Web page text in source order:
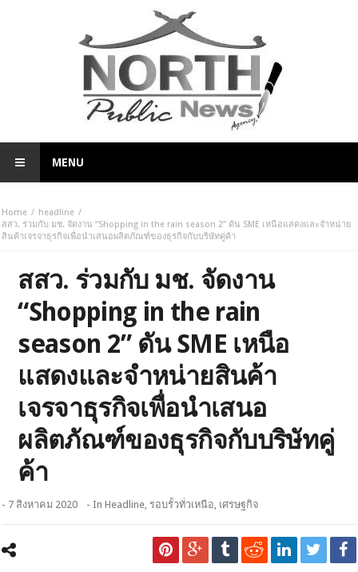
MENU
Home
headline
สสว. ร่วมกับ มช. จัดงาน “Shopping in the rain season 2” ดัน SME เหนือแสดงและจำหน่าย
สินค้าเจรจาธุรกิจเพื่อนำเสนอผลิตภัณฑ์ของธุรกิจกับบริษัทคู่ค้า
สสว. ร่วมกับ มช. จัดงาน
“Shopping in the rain
season 2” ดัน SME เหนือ
แสดงและจำหน่ายสินค้า
เจรจาธุรกิจเพื่อนำเสนอ
ผลิตภัณฑ์ของธุรกิจกับบริษัทคู่
ค้า
- 7 สิงหาคม 2020 - InHeadline, รอบรั้วทั่วเหนือ, เศรษฐกิจ